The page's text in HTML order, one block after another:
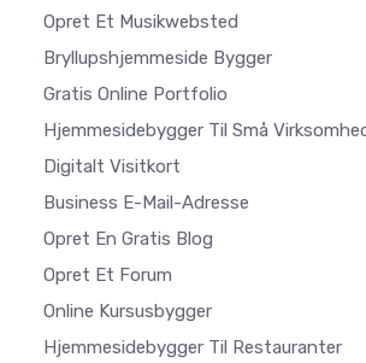
Opret Et Musikwebsted
Bryllupshjemmeside Bygger
Gratis Online Portfolio
Hjemmesidebygger Til Små
Digitalt Visitkort
Business E-Mail-Adresse
Opret En Gratis Blog
Opret Et Forum
Online Kursusbygger
Hjemmesidebygger Til Restauranter